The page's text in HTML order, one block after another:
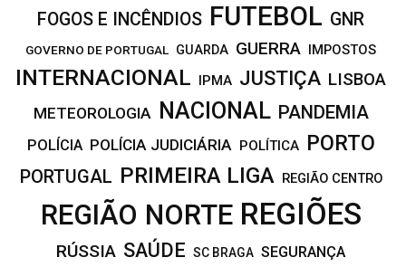
FOGOS E INCÊNDIOS FUTEBOL GNR
GOVERNO DE PORTUGAL GUARDA GUERRA IMPOSTOS
INTERNACIONAL IPMA JUSTIÇA LISBOA
METEOROLOGIA NACIONAL PANDEMIA
POLÍCIA POLÍCIA JUDICIÁRIA POLÍTICA PORTO
PORTUGAL PRIMEIRA LIGA REGIÃO CENTRO
REGIÃO NORTE REGIÕES
RÚSSIA SAÚDE SC BRAGA SEGURANÇA